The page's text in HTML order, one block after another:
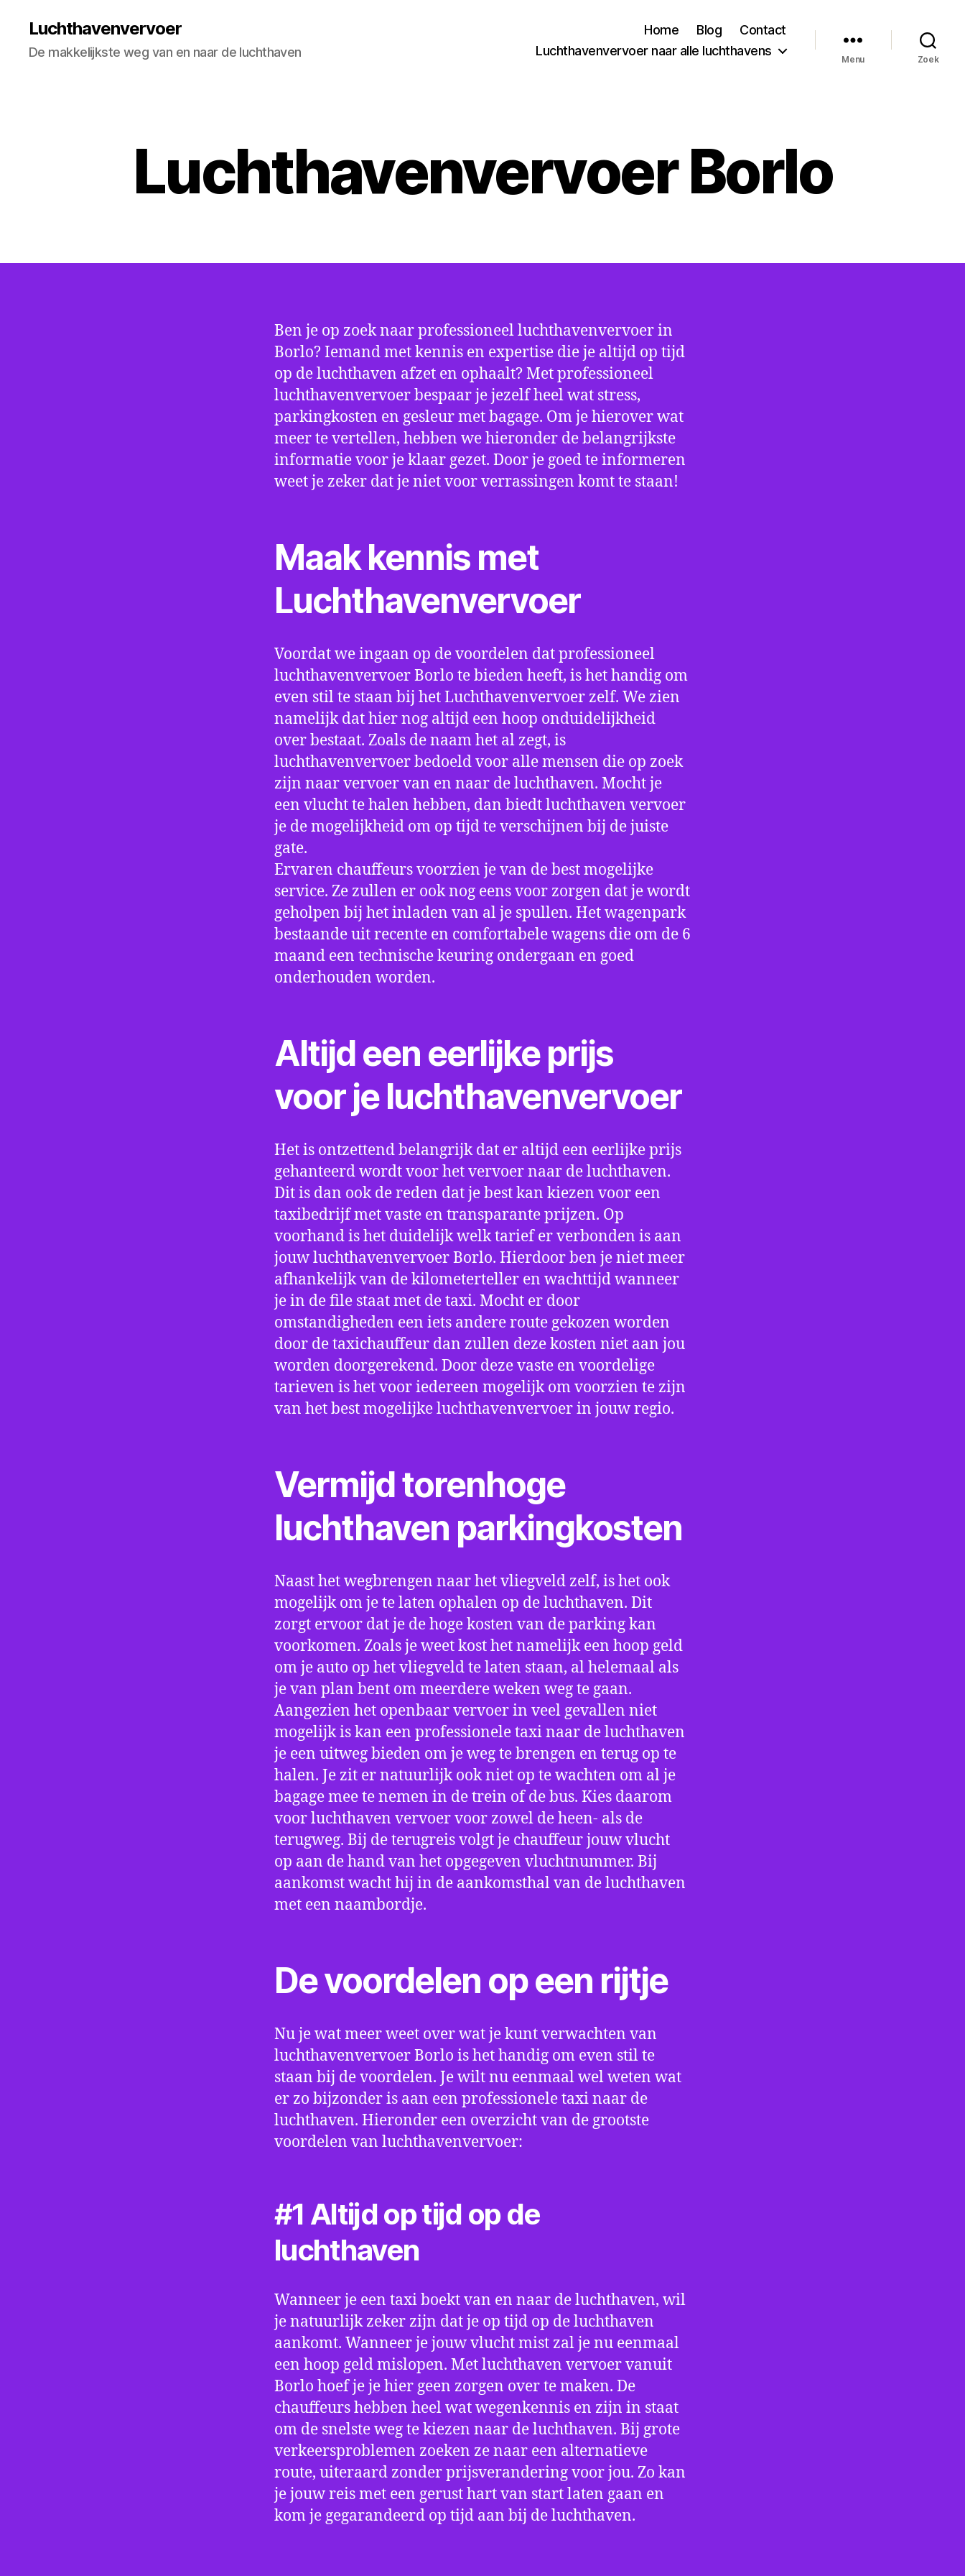
Luchthavenvervoer
De makkelijkste weg van en naar de luchthaven
Home Blog
Contact
Luchthavenvervoer naar alle luchthavens
Menu Zoek
Luchthavenvervoer Borlo
Ben je op zoek naar professioneel luchthavenvervoer in
Borlo? Iemand met kennis en expertise die je altijd op tijd
op de luchthaven afzet en ophaalt? Met professioneel
luchthavenvervoer bespaar je jezelf heel wat stress,
parkingkosten en gesleur met bagage. Om je hierover wat
meer te vertellen, hebben we hieronder de belangrijkste
informatie voor je klaar gezet. Door je goed te informeren
weet je zeker dat je niet voor verrassingen komt te staan!
Maak kennis met
Luchthavenvervoer
Voordat we ingaan op de voordelen dat professioneel
luchthavenvervoer Borlo te bieden heeft, is het handig om
even stil te staan bij het Luchthavenvervoer zelf. We zien
namelijk dat hier nog altijd een hoop onduidelijkheid
over bestaat. Zoals de naam het al zegt, is
luchthavenvervoer bedoeld voor alle mensen die op zoek
zijn naar vervoer van en naar de luchthaven. Mocht je
een vlucht te halen hebben, dan biedt luchthaven vervoer
je de mogelijkheid om op tijd te verschijnen bij de juiste
gate.
Ervaren chauffeurs voorzien je van de best mogelijke
service. Ze zullen er ook nog eens voor zorgen dat je wordt
geholpen bij het inladen van al je spullen. Het wagenpark
bestaande uit recente en comfortabele wagens die om de 6
maand een technische keuring ondergaan en goed
onderhouden worden.
Altijd een eerlijke prijs
voor je luchthavenvervoer
Het is ontzettend belangrijk dat er altijd een eerlijke prijs
gehanteerd wordt voor het vervoer naar de luchthaven.
Dit is dan ook de reden dat je best kan kiezen voor een
taxibedrijf met vaste en transparante prijzen. Op
voorhand is het duidelijk welk tarief er verbonden is aan
jouw luchthavenvervoer Borlo. Hierdoor ben je niet meer
afhankelijk van de kilometerteller en wachttijd wanneer
je in de file staat met de taxi. Mocht er door
omstandigheden een iets andere route gekozen worden
door de taxichauffeur dan zullen deze kosten niet aan jou
worden doorgerekend. Door deze vaste en voordelige
tarieven is het voor iedereen mogelijk om voorzien te zijn
van het best mogelijke luchthavenvervoer in jouw regio.
Vermijd torenhoge
luchthaven parkingkosten
Naast het wegbrengen naar het vliegveld zelf, is het ook
mogelijk om je te laten ophalen op de luchthaven. Dit
zorgt ervoor dat je de hoge kosten van de parking kan
voorkomen. Zoals je weet kost het namelijk een hoop geld
om je auto op het vliegveld te laten staan, al helemaal als
je van plan bent om meerdere weken weg te gaan.
Aangezien het openbaar vervoer in veel gevallen niet
mogelijk is kan een professionele taxi naar de luchthaven
je een uitweg bieden om je weg te brengen en terug op te
halen. Je zit er natuurlijk ook niet op te wachten om al je
bagage mee te nemen in de trein of de bus. Kies daarom
voor luchthaven vervoer voor zowel de heen- als de
terugweg. Bij de terugreis volgt je chauffeur jouw vlucht
op aan de hand van het opgegeven vluchtnummer. Bij
aankomst wacht hij in de aankomsthal van de luchthaven
met een naambordje.
De voordelen op een rijtje
Nu je wat meer weet over wat je kunt verwachten van
luchthavenvervoer Borlo is het handig om even stil te
staan bij de voordelen. Je wilt nu eenmaal wel weten wat
er zo bijzonder is aan een professionele taxi naar de
luchthaven. Hieronder een overzicht van de grootste
voordelen van luchthavenvervoer:
#1 Altijd op tijd op de
luchthaven
Wanneer je een taxi boekt van en naar de luchthaven, wil
je natuurlijk zeker zijn dat je op tijd op de luchthaven
aankomt. Wanneer je jouw vlucht mist zal je nu eenmaal
een hoop geld mislopen. Met luchthaven vervoer vanuit
Borlo hoef je je hier geen zorgen over te maken. De
chauffeurs hebben heel wat wegenkennis en zijn in staat
om de snelste weg te kiezen naar de luchthaven. Bij grote
verkeersproblemen zoeken ze naar een alternatieve
route, uiteraard zonder prijsverandering voor jou. Zo kan
je jouw reis met een gerust hart van start laten gaan en
kom je gegarandeerd op tijd aan bij de luchthaven.